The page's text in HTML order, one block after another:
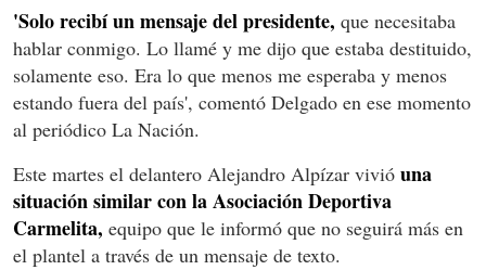
'Solo recibí un mensaje del presidente, que necesitaba
hablar conmigo. Lo llamé y me dijo que estaba destituido,
solamente eso. Era lo que menos me esperaba y menos
estando fuera del país', comentó Delgado en ese momento
al periódico La Nación.
Este martes el delantero Alejandro Alpízar vivió una
situación similar con la Asociación Deportiva
Carmelita, equipo que le informó que no seguirá más en
el plantel a través de un mensaje de texto.